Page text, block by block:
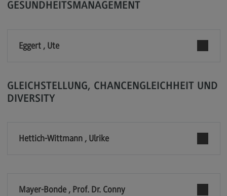
Elektrotechnik und Informationstechnik
(External link)
Berufsperspektiven
Berufsperspektiven
GESUNDHEITSMANAGEMENT
Eggert , Ute
GLEICHSTELLUNG, CHANCENGLEICHHEIT UND
DIVERSITY
Hettich-Wittmann , Ulrike
Mayer-Bonde , Prof. Dr. Conny